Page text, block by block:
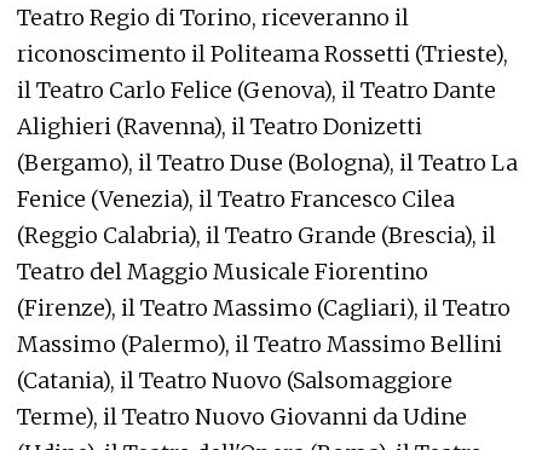
Teatro Regio di Torino, riceveranno il
riconoscimento il Politeama Rossetti (Trieste),
il Teatro Carlo Felice (Genova), il Teatro Dante
Alighieri (Ravenna), il Teatro Donizetti
(Bergamo), il Teatro Duse (Bologna), il Teatro La
Fenice (Venezia), il Teatro Francesco Cilea
(Reggio Calabria), il Teatro Grande (Brescia), il
Teatro del Maggio Musicale Fiorentino
(Firenze), il Teatro Massimo (Cagliari), il Teatro
Massimo (Palermo), il Teatro Massimo Bellini
(Catania), il Teatro Nuovo (Salsomaggiore
Terme), il Teatro Nuovo Giovanni da Udine